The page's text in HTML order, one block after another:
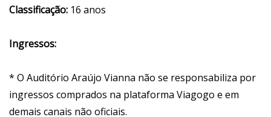
Classificação: 16 anos
Ingressos:
* O Auditório Araújo Vianna não se responsabiliza por
ingressos comprados na plataforma Viagogo e em
demais canais não oficiais.